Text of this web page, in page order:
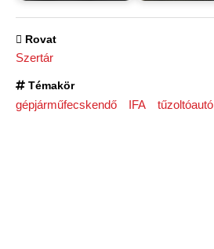
Rovat
Szertár
Témakör
gépjárműfecskendő IFA tűzoltóautó